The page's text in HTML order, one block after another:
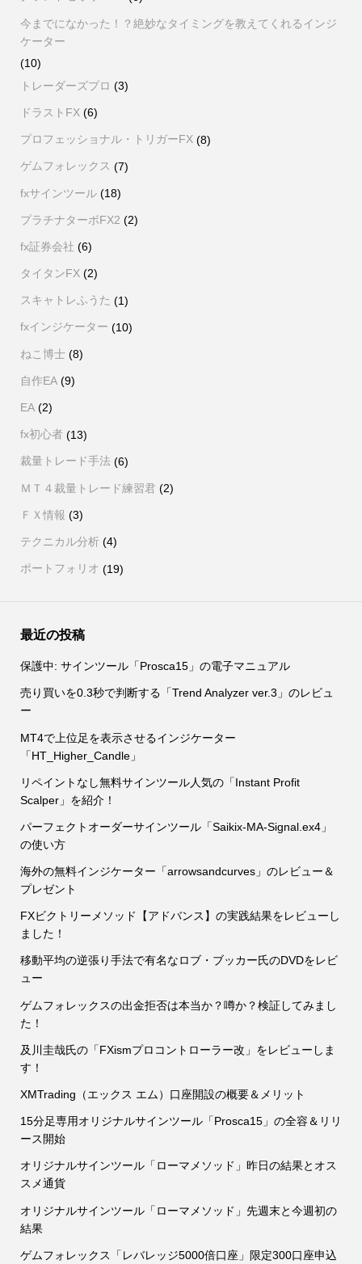
今までになかった！？絶妙なタイミングを教えてくれるインジ
ケーター
(10)
トレーダーズプロ (3)
ドラストFX(6)
プロフェッショナル・トリガーFX(8)
ゲムフォレックス (7)
fxサインツール(18)
プラチナターボFX2 (2)
fx証券会社 (6)
タイタンFX(2)
スキャトレふうた (1)
fxインジケーター (10)
ねこ博士(8)
自作EA(9)
EA(2)
fx初心者(13)
裁量トレード手法(6)
ＭＴ４裁量トレード練習君 (2)
ＦＸ情報 (3)
テクニカル分析(4)
ポートフォリオ (19)
最近の投稿
保護中: サインツール「Prosca15」の電子マニュアル
売り買いを0.3秒で判断する「Trend Analyzer ver.3」のレビュ
ー
MT4で上位足を表示させるインジケーター
「HT_Higher_Candle」
リペイントなし無料サインツール人気の「Instant Profit
Scalper」を紹介！
パーフェクトオーダーサインツール「Saikix-MA-Signal.ex4」
の使い方
海外の無料インジケーター「arrowsandcurves」のレビュー＆
プレゼント
FXビクトリーメソッド【アドバンス】の実践結果をレビューし
ました！
移動平均の逆張り手法で有名なロブ・ブッカー氏のDVDをレビ
ュー
ゲムフォレックスの出金拒否は本当か？噂か？検証してみまし
た！
及川圭哉氏の「FXismプロコントローラー改」をレビューしま
す！
XMTrading（エックス エム）口座開設の概要＆メリット
15分足専用オリジナルサインツール「Prosca15」の全容＆リリ
ース開始
オリジナルサインツール「ローマメソッド」昨日の結果とオス
スメ通貨
オリジナルサインツール「ローマメソッド」先週末と今週初の
結果
ゲムフォレックス「レバレッジ5000倍口座」限定300口座申込